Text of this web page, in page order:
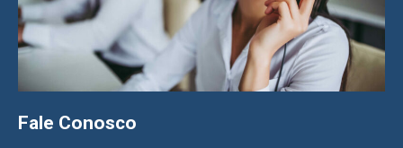
Fale Conosco